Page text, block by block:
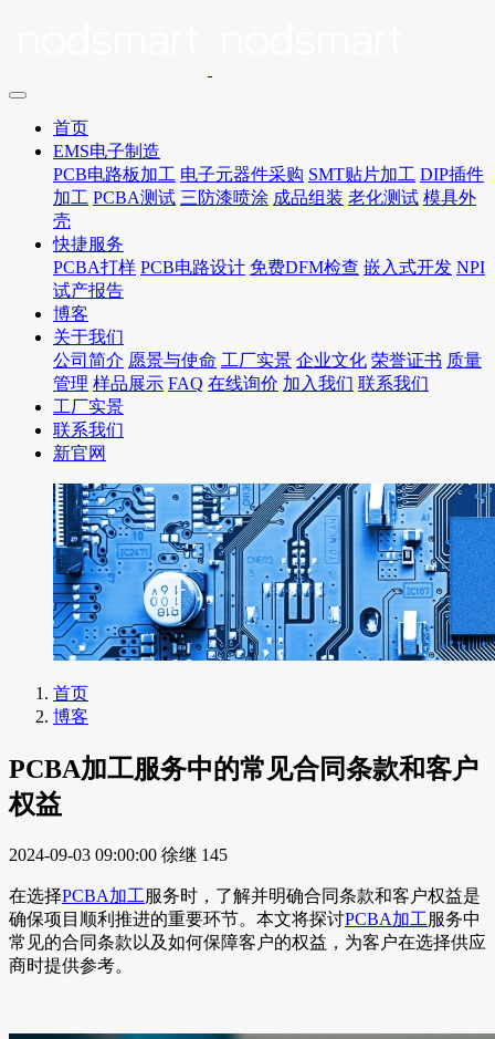
首页
EMS电子制造
PCB电路板加工 电子元器件采购 SMT贴片加工 DIP插件
加工 PCBA测试 三防漆喷涂 成品组装 老化测试 模具外
壳
快捷服务
PCBA打样 PCB电路设计 免费DFM检查 嵌入式开发 NPI
试产报告
博客
关于我们
公司简介 愿景与使命 工厂实景 企业文化 荣誉证书 质量
管理 样品展示 FAQ 在线询价 加入我们 联系我们
工厂实景
联系我们
新官网
首页
博客
PCBA加工服务中的常见合同条款和客户
权益
2024-09-03 09:00:00 徐继 145
在选择PCBA加工服务时，了解并明确合同条款和客户权益是
确保项目顺利推进的重要环节。本文将探讨PCBA加工服务中
常见的合同条款以及如何保障客户的权益，为客户在选择供应
商时提供参考。